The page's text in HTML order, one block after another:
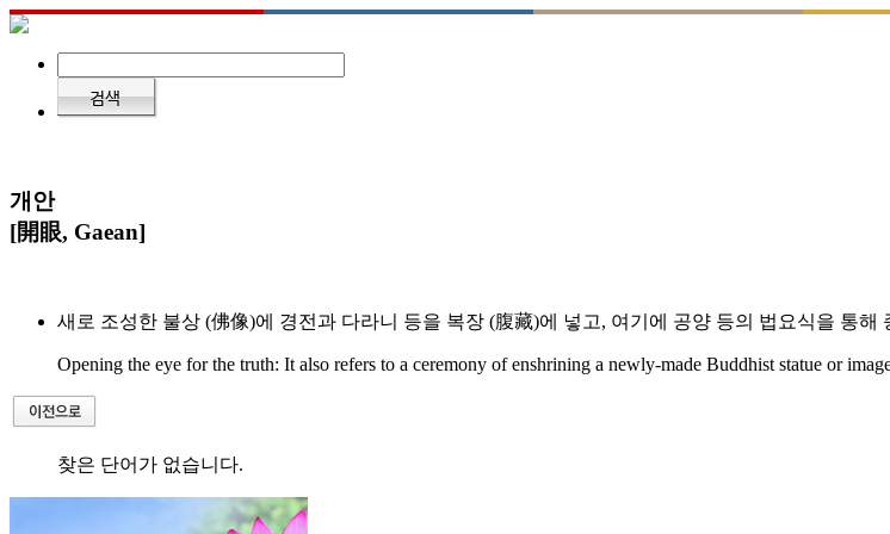
개안
[開眼, Gaean]
새로 조성한 불상 (佛像)에 경전과 다라니 등을 복장 (腹藏)에 넣고, 여기에 공양 등의 법요식을 통해
Opening the eye for the truth: It also refers to a ceremony of enshrining a newly-made Buddhist statue or
찾은 단어가 없습니다.